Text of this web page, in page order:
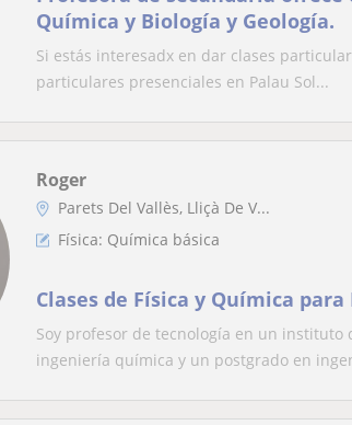
Química y Biología y Geología.
Si estás interesadx en dar clases
particulares presenciales en Palau Sol...
Roger
Parets Del Vallès, Lliçà De V...
Física: Química básica
Clases de Física y Química
Soy profesor de tecnología en un instituto
ingeniería química y un postgrado en